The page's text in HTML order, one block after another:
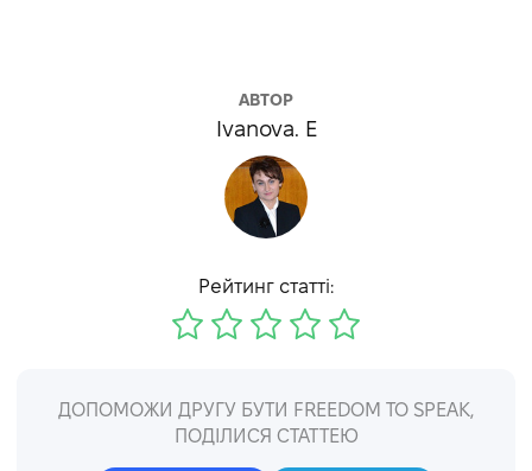
АВТОР
Ivanova. E
Рейтинг статті:
ДОПОМОЖИ ДРУГУ БУТИ FREEDOM TO SPEAK,
ПОДІЛИСЯ СТАТТЕЮ